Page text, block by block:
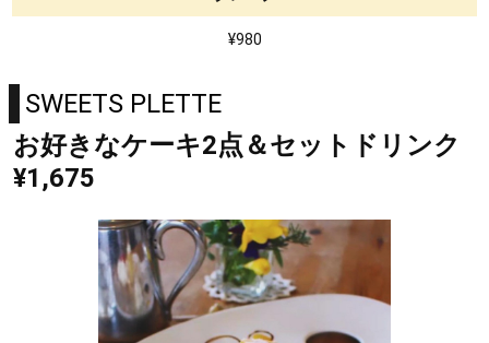
¥980
SWEETS PLETTE
お好きなケーキ2点＆セットドリンク
¥1,675